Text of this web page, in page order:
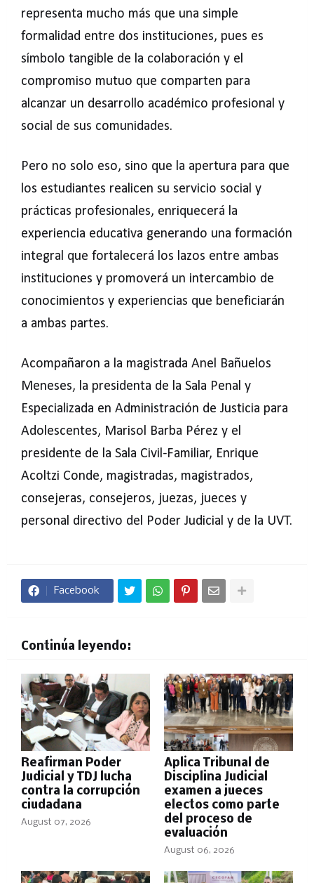
representa mucho más que una simple
formalidad entre dos instituciones, pues es
símbolo tangible de la colaboración y el
compromiso mutuo que comparten para
alcanzar un desarrollo académico profesional y
social de sus comunidades.
Pero no solo eso, sino que la apertura para que
los estudiantes realicen su servicio social y
prácticas profesionales, enriquecerá la
experiencia educativa generando una formación
integral que fortalecerá los lazos entre ambas
instituciones y promoverá un intercambio de
conocimientos y experiencias que beneficiarán
a ambas partes.
Acompañaron a la magistrada Anel Bañuelos
Meneses, la presidenta de la Sala Penal y
Especializada en Administración de Justicia para
Adolescentes, Marisol Barba Pérez y el
presidente de la Sala Civil-Familiar, Enrique
Acoltzi Conde, magistradas, magistrados,
consejeras, consejeros, juezas, jueces y
personal directivo del Poder Judicial y de la UVT.
Facebook
Continúa leyendo:
Reafirman Poder
Judicial y TDJ lucha
contra la corrupción
ciudadana
August 07, 2026
Aplica Tribunal de
Disciplina Judicial
examen a jueces
electos como parte
del proceso de
evaluación
August 06, 2026